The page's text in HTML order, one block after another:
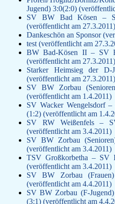
Jugend) 3:0(2:0)
SV BW Bad Kösen –
(veröffentlicht am 27.3.2011)
Dankeschön an Sponsor
test (veröffentlicht am
BW Bad-Kösen II – SV
(veröffentlicht am 27.3.2011)
Starker Heimsieg der D-
(veröffentlicht am 27.3.2011)
SV BW Zorbau
(veröffentlicht am 1.4.2011)
SV Wacker Wengelsdorf
(1:2) (veröffentlicht am
SV RW Weißenfels –
(veröffentlicht am 3.4.2011)
SV BW Zorbau
(veröffentlicht am 3.4.2011)
TSV Großkorbetha – SV
(veröffentlicht am 3.4.2011)
SV BW Zorbau
(veröffentlicht am 4.4.2011)
SV BW Zorbau (F-
(3:1) (veröffentlicht am